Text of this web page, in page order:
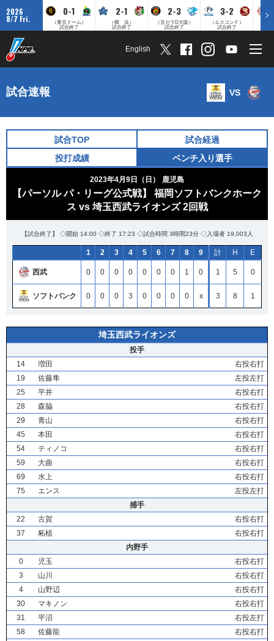
2026
8/7 Fri.
0-1
（東京ドーム）
試合終了
2-1
（横 浜）
試合終了
2-3
（京セラD大阪）
試合終了
3-2
（エスコンＦ）
試合終了
English
試合速報 VS
試合TOP
試合経過
投打成績
ベンチ入り選手
2023年4月9日（日） 鹿児島
【パーソル パ・リーグ公式戦】 福岡ソフトバンクホーク
ス vs 埼玉西武ライオンズ 2回戦
【試合終了】 ◇開始 14:00 ◇終了 17:23 ◇試合時間 3時間23分 ◇入場者 19,003人
1 2 3 4 5 6 7 8 9 計 H E
西武 0 0 0 0 0 0 0 1 0 1 5 0
ソフトバンク 0 0 0 3 0 0 0 0 x 3 8 1
埼玉西武ライオンズ
投手
14
増田
右投右打
19
佐藤隼
左投左打
25
平井
右投右打
28
森脇
右投右打
29
青山
右投右打
45
本田
右投右打
54
ティノコ
右投右打
59
大曲
右投右打
69
水上
右投右打
75
エンス
左投左打
捕手
22
古賀
右投右打
37
柘植
右投右打
内野手
0
児玉
右投右打
3
山川
右投右打
4
山野辺
右投右打
30
マキノン
右投右打
31
平沼
右投左打
58
佐藤龍
右投右打